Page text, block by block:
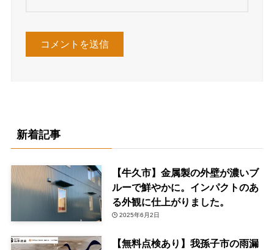
新着記事
【牛久市】金属製の外壁が濃いブ
ルーで鮮やかに。インパクトのあ
る外観に仕上がりました。
2025年6月2日
【無料点検あり】我孫子市の雨漏